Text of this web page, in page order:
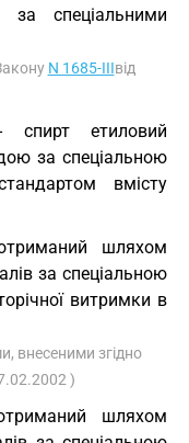
спеціальними
N 1685-IIIвід
спирт етиловий
за спеціальною
вмісту
шляхом
за спеціальною
витримки в
внесеними згідно
)
шляхом